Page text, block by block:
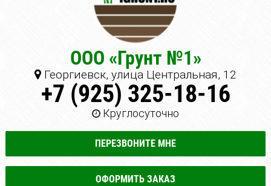
ООО «Грунт №1»
Георгиевск, улица Центральная, 12
+7 (925) 325-18-16
Круглосуточно
ПЕРЕЗВОНИТЕ МНЕ
ОФОРМИТЬ ЗАКАЗ